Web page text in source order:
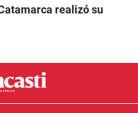
realizó su